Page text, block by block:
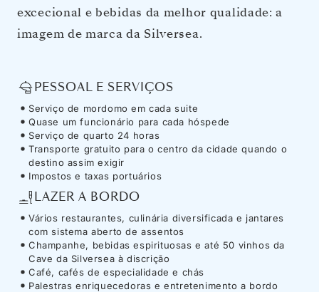
excecional e bebidas da melhor qualidade: a
imagem de marca da Silversea.
PESSOAL E SERVIÇOS
Serviço de mordomo em cada suite
Quase um funcionário para cada hóspede
Serviço de quarto 24 horas
Transporte gratuito para o centro da cidade quando o
destino assim exigir
Impostos e taxas portuários
LAZER A BORDO
Vários restaurantes, culinária diversificada e jantares
com sistema aberto de assentos
Champanhe, bebidas espirituosas e até 50 vinhos da
Cave da Silversea à discrição
Café, cafés de especialidade e chás
Palestras enriquecedoras e entretenimento a bordo